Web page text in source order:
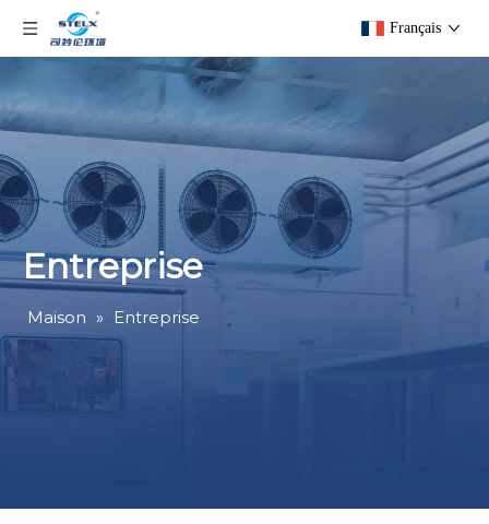
Français
Entreprise
Maison » Entreprise